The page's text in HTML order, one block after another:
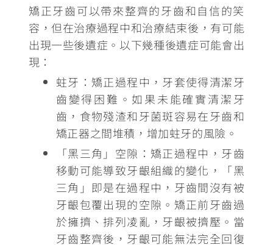
矯正牙齒可以帶來整齊的牙齒和自信的笑
容，但在治療過程中和治療結束後，有可能
出現一些後遺症。以下幾種後遺症可能會出
現：
蛀牙：矯正過程中，牙套使得清潔牙
齒變得困難。如果未能確實清潔牙
齒，食物殘渣和牙菌斑容易在牙齒和
矯正器之間堆積，增加蛀牙的風險 。
「黑三角」空隙：矯正過程中，牙齒
移動可能導致牙齦組織的變化，
「黑
三角」即是在過程中，牙齒間沒有被
牙齦包覆出現的空隙 。矯正前牙齒過
於擁擠、排列凌亂，牙齦被擠壓。當
牙齒整齊後，牙齦可能無法完全回復